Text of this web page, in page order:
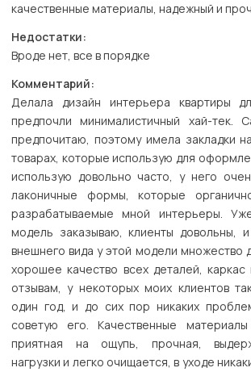
качественные материалы, надежный и
Недостатки:
Вроде нет, все в порядке
Комментарий:
Делала дизайн интерьера квартиры
предпочли минималистичный хай-тек.
предпочитаю, поэтому имела закладки
товарах, которые использую для
использую довольно часто, у него
лаконичные формы, которые
разрабатываемые мной интерьеры.
модель заказываю, клиенты довольны,
внешнего вида у этой модели множество
хорошее качество всех деталей,
отзывам, у некоторых моих клиентов
один год, и до сих пор никаких
советую его. Качественные
приятная на ощупь, прочная,
нагрузки и легко очищается, в уходе